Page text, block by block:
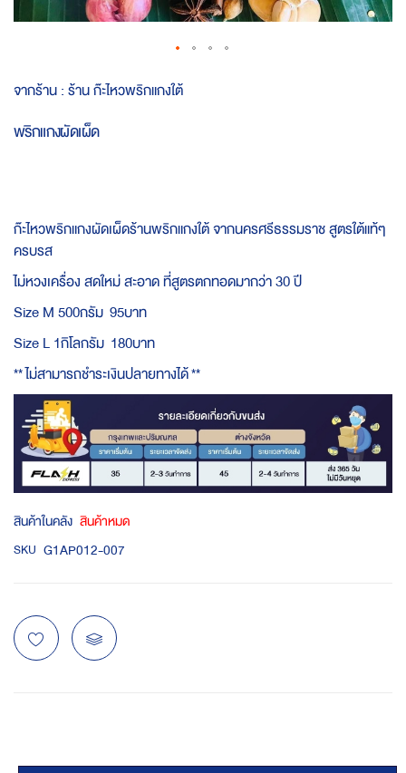
to
beginning
จากร้าน :ร้าน ก๊ะไหวพริกแกงใต้
พริกแกงผัดเผ็ด
ก๊ะไหวพริกแกงผัดเผ็ดร้านพริกแกงใต้ จากนครศรีธรรมราช สูตรใต้แท้ๆ
ครบรส
ไม่หวงเครื่อง สดใหม่ สะอาด ที่สูตรตกทอดมากว่า 30 ปี
Size M 500กรัม 95บาท
Size L 1กิโลกรัม 180บาท
**ไม่สามารถชำระเงินปลายทางได้**
สินค้าในคลัง สินค้าหมด
SKU G1AP012-007